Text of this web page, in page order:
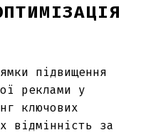
підвищення
реклами у
ключових
відмінність за